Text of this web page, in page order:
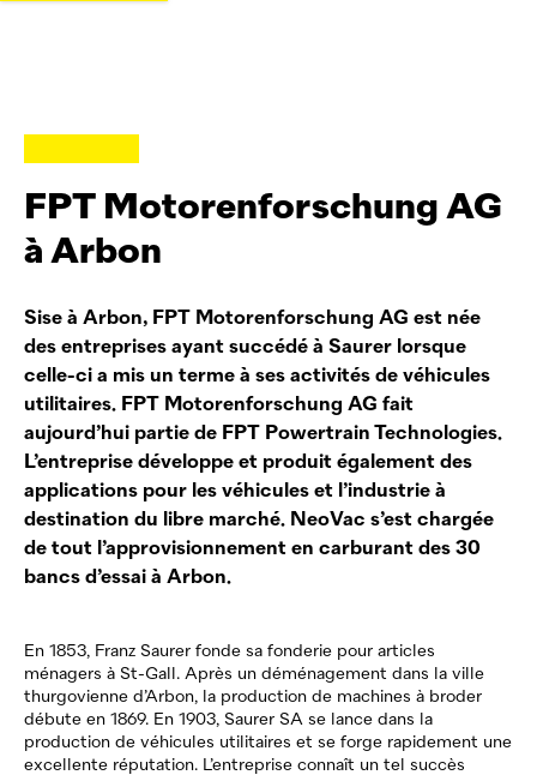
FPT Motorenforschung AG
à Arbon
Sise à Arbon, FPT Motorenforschung AG est née
des entreprises ayant succédé à Saurer lorsque
celle-ci a mis un terme à ses activités de véhicules
utilitaires. FPT Motorenforschung AG fait
aujourd’hui partie de FPT Powertrain Technologies.
L’entreprise développe et produit également des
applications pour les véhicules et l’industrie à
destination du libre marché. NeoVac s’est chargée
de tout l’approvisionnement en carburant des 30
bancs d’essai à Arbon.
En 1853, Franz Saurer fonde sa fonderie pour articles
ménagers à St-Gall. Après un déménagement dans la ville
thurgovienne d’Arbon, la production de machines à broder
débute en 1869. En 1903, Saurer SA se lance dans la
production de véhicules utilitaires et se forge rapidement une
excellente réputation. L’entreprise connaît un tel succès